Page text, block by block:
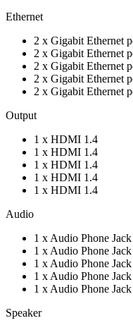
Ethernet
2 x Gigabit Ethernet
2 x Gigabit Ethernet
2 x Gigabit Ethernet
2 x Gigabit Ethernet
2 x Gigabit Ethernet
Output
1 x HDMI 1.4
1 x HDMI 1.4
1 x HDMI 1.4
1 x HDMI 1.4
1 x HDMI 1.4
Audio
1 x Audio Phone Jack
1 x Audio Phone Jack
1 x Audio Phone Jack
1 x Audio Phone Jack
1 x Audio Phone Jack
Speaker